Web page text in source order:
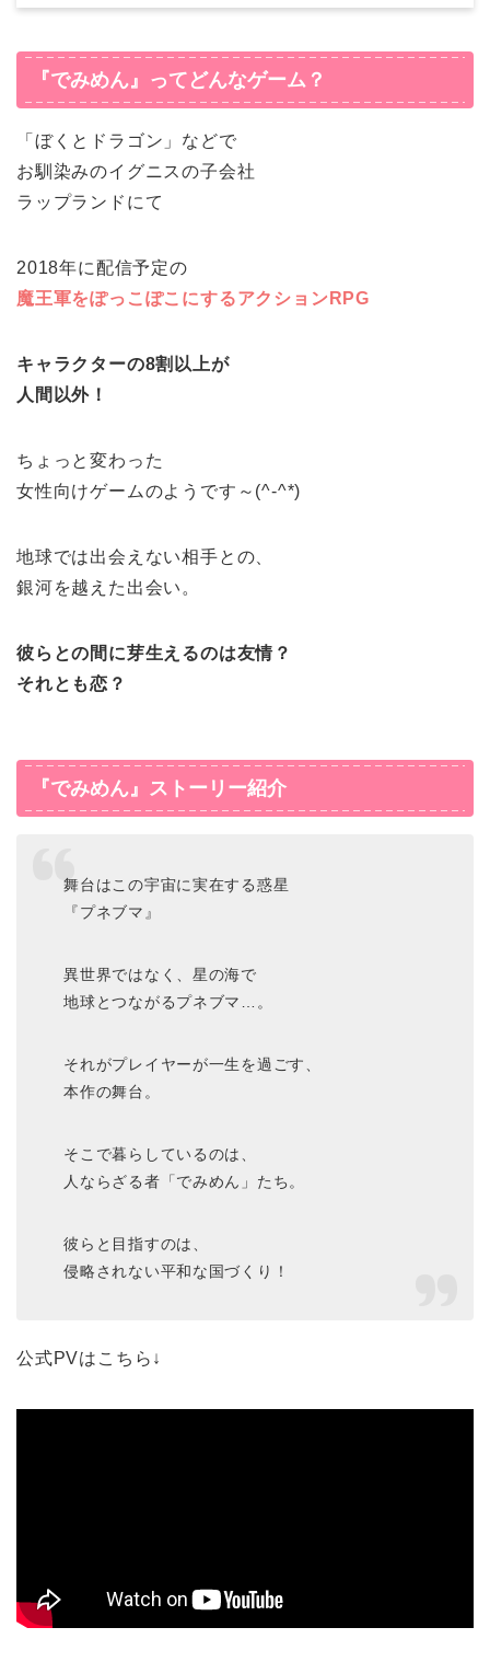
『でみめん』ってどんなゲーム？
「ぼくとドラゴン」などで
お馴染みのイグニスの子会社
ラップランドにて
2018年に配信予定の
魔王軍をぽっこぽこにするアクションRPG
キャラクターの8割以上が
人間以外！
ちょっと変わった
女性向けゲームのようです～(^-^*)
地球では出会えない相手との、
銀河を越えた出会い。
彼らとの間に芽生えるのは友情？
それとも恋？
『でみめん』ストーリー紹介
舞台はこの宇宙に実在する惑星
『プネブマ』
異世界ではなく、星の海で
地球とつながるプネブマ…。
それがプレイヤーが一生を過ごす、
本作の舞台。
そこで暮らしているのは、
人ならざる者「でみめん」たち。
彼らと目指すのは、
侵略されない平和な国づくり！
公式PVはこちら↓